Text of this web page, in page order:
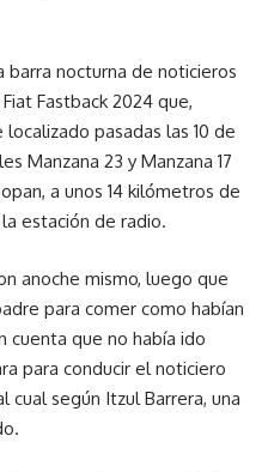
nocturna de noticieros
Fastback 2024 que,
pasadas las 10 de
Manzana 23 y Manzana 17
a unos 14 kilómetros de
estación de radio.
anoche mismo, luego que
para comer como habían
cuenta que no había ido
para conducir el noticiero
cual según Itzul Barrera, una